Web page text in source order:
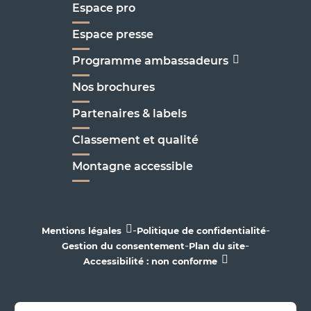
Espace pro
Espace presse
Programme ambassadeurs
Nos brochures
Partenaires & labels
Classement et qualité
Montagne accessible
Mentions légales -Politique de confidentialité-
Gestion du consentement-Plan du site-
Accessibilité : non conforme